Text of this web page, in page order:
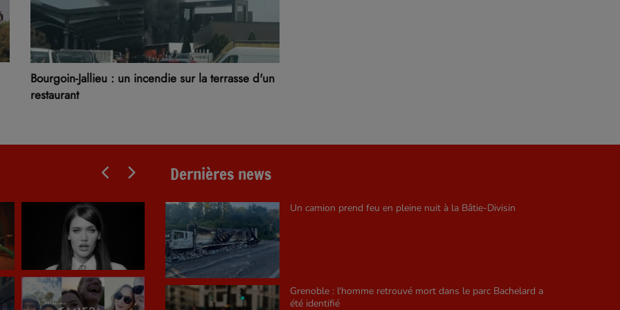
Bourgoin-Jallieu : un incendie sur la terrasse d'un
restaurant
Dernières news
Un camion prend feu en pleine nuit à la Bâtie-Divisin
Grenoble : l'homme retrouvé mort dans le parc Bachelard a
été identifié